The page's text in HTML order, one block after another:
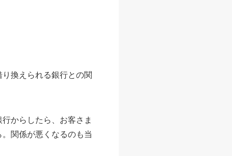
換えられる銀行との関
からしたら、お客さま
関係が悪くなるのも当